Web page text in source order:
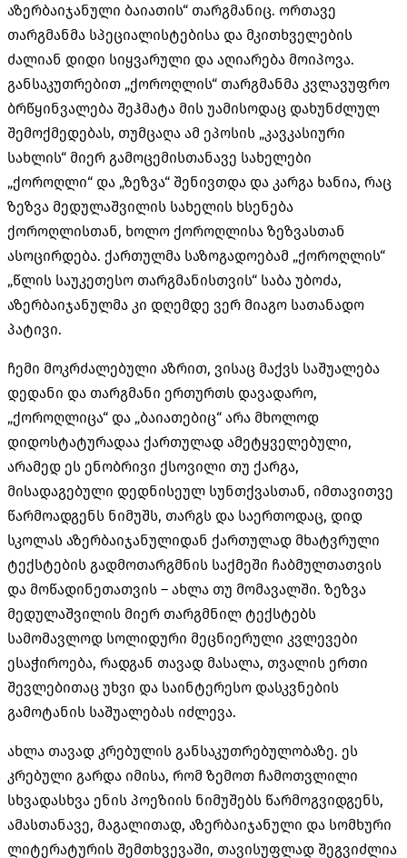
აზერბაიჯანული ბაიათის“ თარგმანიც. ორთავე
თარგმანმა სპეციალისტებისა და მკითხველების
ძალიან დიდი სიყვარული და აღიარება მოიპოვა.
განსაკუთრებით „ქოროღლის“ თარგმანმა კვლავუფრო
ბრწყინვალება შეჰმატა მის უამისოდაც დახუნძლულ
შემოქმედებას, თუმცაღა ამ ეპოსის „კავკასიური
სახლის“ მიერ გამოცემისთანავე სახელები
„ქოროღლი“ და „ზეზვა“ შენივთდა და კარგა ხანია, რაც
ზეზვა მედულაშვილის სახელის ხსენება
ქოროღლისთან, ხოლო ქოროღლისა ზეზვასთან
ასოცირდება. ქართულმა საზოგადოებამ „ქოროღლის“
„წლის საუკეთესო თარგმანისთვის“ საბა უბოძა,
აზერბაიჯანულმა კი დღემდე ვერ მიაგო სათანადო
პატივი.
ჩემი მოკრძალებული აზრით, ვისაც მაქვს საშუალება
დედანი და თარგმანი ერთურთს დავადარო,
„ქოროღლიცა“ და „ბაიათებიც“ არა მხოლოდ
დიდოსტატურადაა ქართულად ამეტყველებული,
არამედ ეს ენობრივი ქსოვილი თუ ქარგა,
მისადაგებული დედნისეულ სუნთქვასთან, იმთავითვე
წარმოადგენს ნიმუშს, თარგს და საერთოდაც, დიდ
სკოლას აზერბაიჯანულიდან ქართულად მხატვრული
ტექსტების გადმოთარგმნის საქმეში ჩაბმულთათვის
და მოწადინეთათვის – ახლა თუ მომავალში. ზეზვა
მედულაშვილის მიერ თარგმნილ ტექსტებს
სამომავლოდ სოლიდური მეცნიერული კვლევები
ესაჭიროება, რადგან თავად მასალა, თვალის ერთი
შევლებითაც უხვი და საინტერესო დასკვნების
გამოტანის საშუალებას იძლევა.
ახლა თავად კრებულის განსაკუთრებულობაზე. ეს
კრებული გარდა იმისა, რომ ზემოთ ჩამოთვლილი
სხვადასხვა ენის პოეზიის ნიმუშებს წარმოგვიდგენს,
ამასთანავე, მაგალითად, აზერბაიჯანული და სომხური
ლიტერატურის შემთხვევაში, თავისუფლად შეგვიძლია